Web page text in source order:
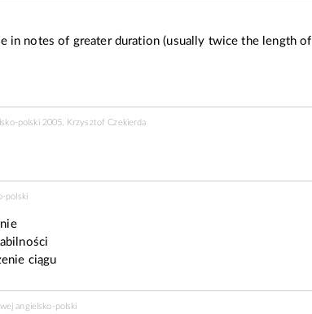
in notes of greater duration (usually twice the length of
polski 2005, Krzysztof Czekierda
polski
ciągu
angielsko-polski